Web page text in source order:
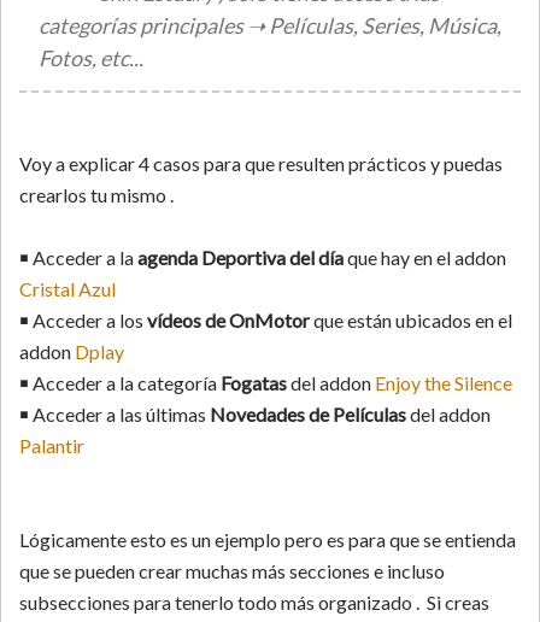
categorías principales ➝ Películas, Series, Música,
Fotos, etc...
Voy a explicar 4 casos para que resulten prácticos y puedas
crearlos tu mismo .
￭ Acceder a laagenda Deportiva del díaque hay en el addon
Cristal Azul
￭ Acceder a los vídeos de OnMotorque están ubicados en el
addon Dplay
￭ Acceder a la categoría Fogatasdel addon Enjoy the Silence
￭ Acceder a las últimas Novedades de Películasdel addon
Palantir
Lógicamente esto es un ejemplo pero es para que se entienda
que se pueden crear muchas más secciones e incluso
subsecciones para tenerlo todo más organizado . Si creas